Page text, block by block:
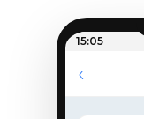
15:05
‹